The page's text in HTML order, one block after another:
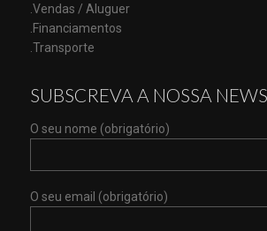
.Vendas / Aluguer
.Financiamentos
.Transporte
SUBSCREVA A NOSSA
O seu nome (obrigatório)
O seu email (obrigatório)